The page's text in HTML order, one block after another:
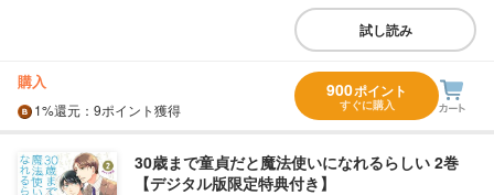
試し読み
購入
1%還元 ：9ポイント獲得
900ポイント
すぐに購入
30歳まで童貞だと魔法使いになれるらしい 2巻
【デジタル版限定特典付き】